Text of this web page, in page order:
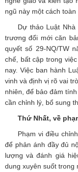
ngũ này một cách toàn
Dự thảo Luật
trương đổi mới căn
quyết số 29-NQ/TW
chế, bất cập trong
nay. Việc ban hành
vinh và định vị rõ vai
nhiên, để bảo đảm
cần chỉnh lý, bổ sung
Thứ Nhất, về
Phạm vi điều
để phản ánh đầy đủ
lượng và đánh giá
dung xuyên suốt trong